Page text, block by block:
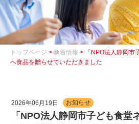
マムアプリ
マムEdy
ネットスーパー
グループ一覧
トップページ > 新着情報 > 「NPO法人静岡市
へ食品を贈らせていただきました
2026年06月19日 お知らせ
「NPO法人静岡市子ども食堂